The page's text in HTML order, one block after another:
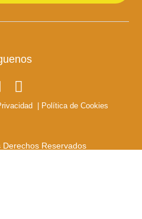
Política de Cookies
Reservados